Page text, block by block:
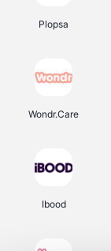
Plopsa
Wondr.Care
Ibood